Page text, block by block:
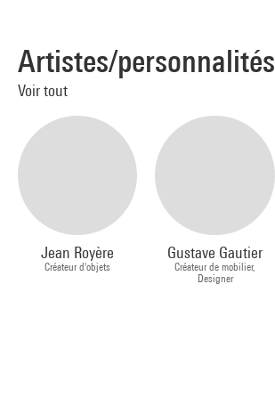
Artistes/personnalités
Voir tout
Jean Royère
Créateur d'objets
Gustave Gautier
Créateur de mobilier,
Designer